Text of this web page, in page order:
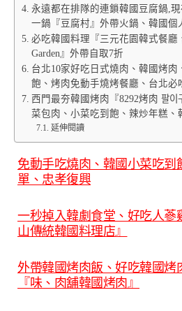
永遠都在排隊的連鎖韓國豆腐鍋,
一鍋『豆腐村』外帶火鍋、韓國個
必吃韓國料理『三元花園韓式餐廳
Garden』外帶自取7折
台北10家好吃日式燒肉、韓國烤肉
飽、烤肉免動手燒烤餐廳、台北必
西門最夯韓國烤肉『8292烤肉 팔
菜包肉、小菜吃到飽、辣炒年糕、
延伸閱讀
免動手吃燒肉、韓國小菜吃到
單、忠孝復興
一秒掉入韓劇食堂、好吃人蔘
山傳統韓國料理店』
外帶韓國烤肉飯、好吃韓國烤
『味、肉舖韓國烤肉』